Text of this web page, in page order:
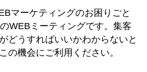
マーケティングのお困りごと
WEBミーティングです。集客
どうすればいいかわからないと
の機会にご利用ください。